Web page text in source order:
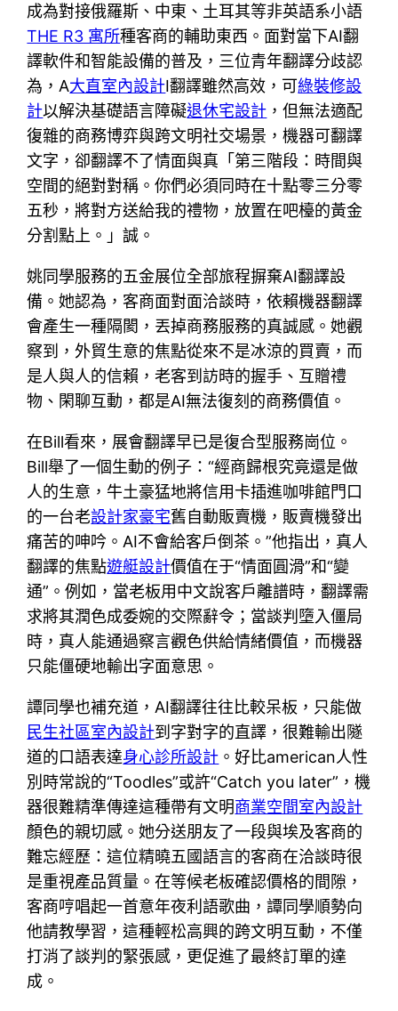
成為對接俄羅斯、中東、土耳其等非英語系小語
THE R3 寓所種客商的輔助東西。面對當下AI翻
譯軟件和智能設備的普及，三位青年翻譯分歧認
為，A大直室內設計I翻譯雖然高效，可綠裝修設
計以解決基礎語言障礙退休宅設計 ，但無法適配
復雜的商務博弈與跨文明社交場景，機器可翻譯
文字，卻翻譯不了情面與真「第三階段：時間與
空間的絕對對稱。你們必須同時在十點零三分零
五秒，將對方送給我的禮物，放置在吧檯的黃金
分割點上。」誠。
姚同學服務的五金展位全部旅程摒棄AI翻譯設
備。她認為，客商面對面洽談時，依賴機器翻譯
會產生一種隔閡，丟掉商務服務的真誠感。她觀
察到，外貿生意的焦點從來不是冰涼的買賣，而
是人與人的信賴，老客到訪時的握手、互贈禮
物、閑聊互動，都是AI無法復刻的商務價值。
在Bill看來，展會翻譯早已是復合型服務崗位。
Bill舉了一個生動的例子：“經商歸根究竟還是做
人的生意，牛土豪猛地將信用卡插進咖啡館門口
的一台老設計家豪宅舊自動販賣機，販賣機發出
痛苦的呻吟。AI不會給客戶倒茶。”他指出，真人
翻譯的焦點遊艇設計價值在于“情面圓滑”和“變
通”。例如，當老板用中文說客戶離譜時，翻譯需
求將其潤色成委婉的交際辭令；當談判墮入僵局
時，真人能通過察言觀色供給情緒價值，而機器
只能僵硬地輸出字面意思。
譚同學也補充道，AI翻譯往往比較呆板，只能做
民生社區室內設計到字對字的直譯，很難輸出隧
道的口語表達身心診所設計 。好比american人性
別時常說的“Toodles”或許“Catch you later”，機
器很難精準傳達這種帶有文明商業空間室內設計
顏色的親切感。她分送朋友了一段與埃及客商的
難忘經歷：這位精曉五國語言的客商在洽談時很
是重視產品質量。在等候老板確認價格的間隙，
客商哼唱起一首意年夜利語歌曲，譚同學順勢向
他請教學習，這種輕松高興的跨文明互動，不僅
打消了談判的緊張感，更促進了最終訂單的達
成。